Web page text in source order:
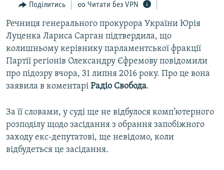
навігації
Перейти
до
пошуку
БЛОГИ
ПОГЛЯД
ІНТЕРВ'Ю
ВСЕ ЗА ДЕНЬ
СПЕЦПРОЕКТИ
ВІДЕОУРОКИ «ELIFBE»
СВІДЧЕННЯ ОКУПАЦІЇ
УКРАЇНСЬКА ПРОБЛЕМА КРИМУ
Русский
Qırımtatar
Поділитись Читати без VPN
Речниця генерального прокурора України Юрія
Луценка Лариса Сарган підтвердила, що
колишньому керівнику парламентської фракції
Партії регіонів Олександру Єфремову повідомили
про підозру вчора, 31 липня 2016 року. Про це вона
заявила в коментарі Радіо Свобода.
За її словами, у суді ще не відбулося комп’ютерного
розподілу щодо засідання з обрання запобіжного
заходу екс-депутатові, ще невідомо, коли
відбудеться це засідання.